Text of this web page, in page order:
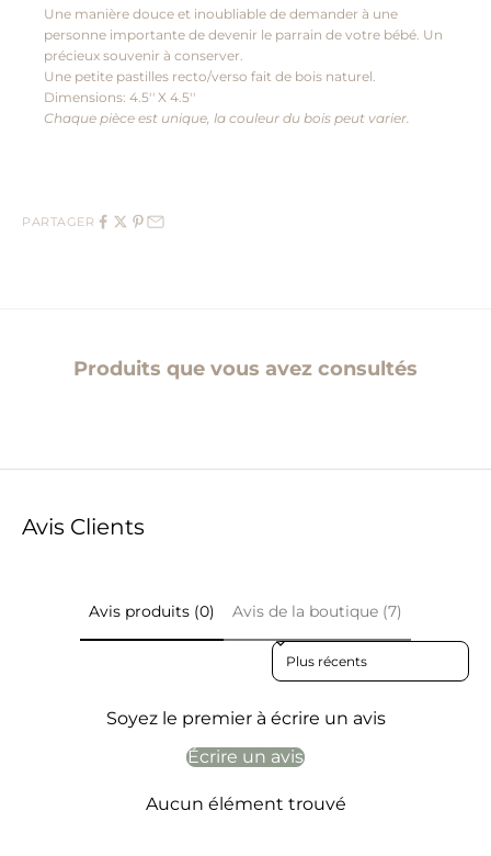
Une manière douce et inoubliable de demander à une
personne importante de devenir le parrain de votre bébé. Un
précieux souvenir à conserver.
Une petite pastilles recto/verso fait de bois naturel.
Dimensions: 4.5'' X 4.5''
Chaque pièce est unique, la couleur du bois peut varier.
PARTAGER
Produits que vous avez consultés
Avis Clients
Avis produits (0) Avis de la boutique (7)
Sort reviews by
Soyez le premier à écrire un avis
Écrire un avis
Aucun élément trouvé